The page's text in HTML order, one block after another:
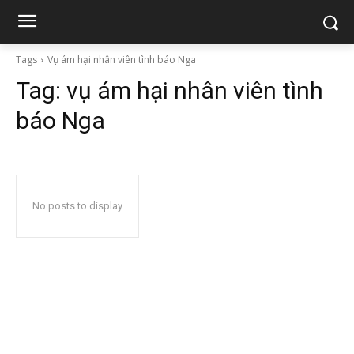
Tags Vụ ám hại nhân viên tình báo Nga
Tag: vụ ám hại nhân viên tình
báo Nga
No posts to display